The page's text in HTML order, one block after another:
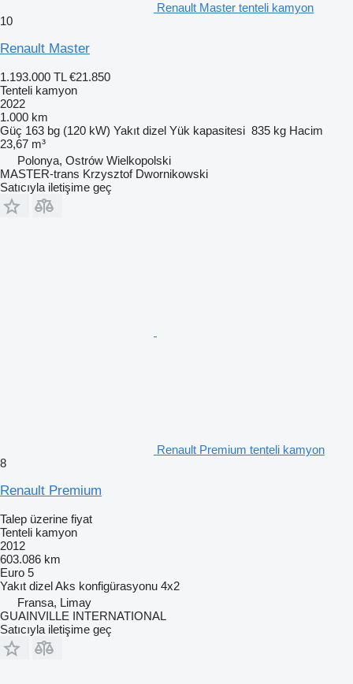
Renault Master tenteli kamyon
10
Renault Master
1.193.000 TL €21.850
Tenteli kamyon
2022
1.000 km
Güç 163 bg (120 kW) Yakıt dizel Yük kapasitesi 835 kg Hacim
23,67 m³
Polonya, Ostrów Wielkopolski
MASTER-trans Krzysztof Dwornikowski
Satıcıyla iletişime geç
Renault Premium tenteli kamyon
8
Renault Premium
Talep üzerine fiyat
Tenteli kamyon
2012
603.086 km
Euro 5
Yakıt dizelAks konfigürasyonu 4x2
Fransa, Limay
GUAINVILLE INTERNATIONAL
Satıcıyla iletişime geç